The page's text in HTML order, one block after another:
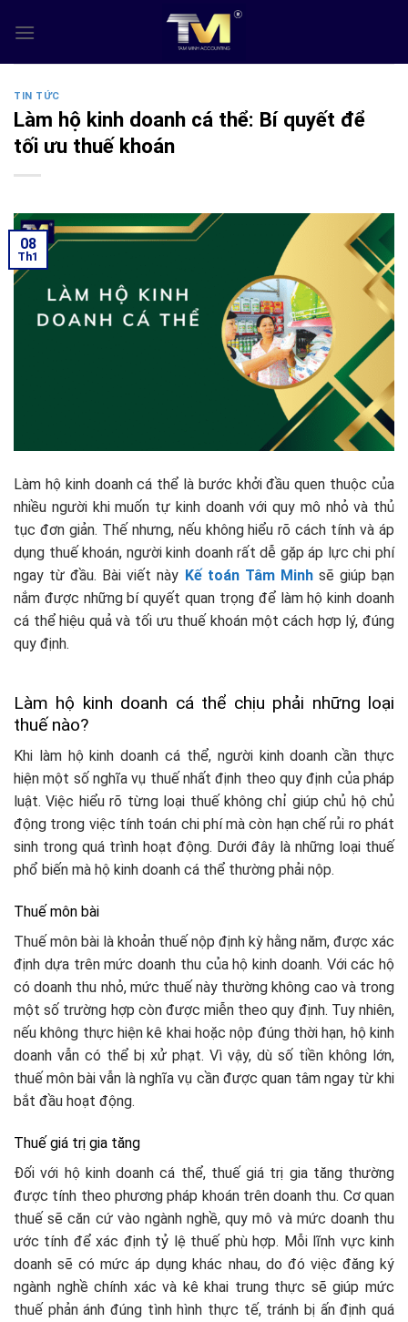
TIN TỨC
Làm hộ kinh doanh cá thể: Bí quyết để
tối ưu thuế khoán
08
Th1
Làm hộ kinh doanh cá thể là bước khởi đầu quen thuộc của
nhiều người khi muốn tự kinh doanh với quy mô nhỏ và thủ
tục đơn giản. Thế nhưng, nếu không hiểu rõ cách tính và áp
dụng thuế khoán, người kinh doanh rất dễ gặp áp lực chi phí
ngay từ đầu. Bài viết này Kế toán Tâm Minhsẽ giúp bạn
nắm được những bí quyết quan trọng để làm hộ kinh doanh
cá thể hiệu quả và tối ưu thuế khoán một cách hợp lý, đúng
quy định.
Làm hộ kinh doanh cá thể chịu phải những loại
thuế nào?
Khi làm hộ kinh doanh cá thể, người kinh doanh cần thực
hiện một số nghĩa vụ thuế nhất định theo quy định của pháp
luật. Việc hiểu rõ từng loại thuế không chỉ giúp chủ hộ chủ
động trong việc tính toán chi phí mà còn hạn chế rủi ro phát
sinh trong quá trình hoạt động. Dưới đây là những loại thuế
phổ biến mà hộ kinh doanh cá thể thường phải nộp.
Thuế môn bài
Thuế môn bài là khoản thuế nộp định kỳ hằng năm, được xác
định dựa trên mức doanh thu của hộ kinh doanh. Với các hộ
có doanh thu nhỏ, mức thuế này thường không cao và trong
một số trường hợp còn được miễn theo quy định. Tuy nhiên,
nếu không thực hiện kê khai hoặc nộp đúng thời hạn, hộ kinh
doanh vẫn có thể bị xử phạt. Vì vậy, dù số tiền không lớn,
thuế môn bài vẫn là nghĩa vụ cần được quan tâm ngay từ khi
bắt đầu hoạt động.
Thuế giá trị gia tăng
Đối với hộ kinh doanh cá thể, thuế giá trị gia tăng thường
được tính theo phương pháp khoán trên doanh thu. Cơ quan
thuế sẽ căn cứ vào ngành nghề, quy mô và mức doanh thu
ước tính để xác định tỷ lệ thuế phù hợp. Mỗi lĩnh vực kinh
doanh sẽ có mức áp dụng khác nhau, do đó việc đăng ký
ngành nghề chính xác và kê khai trung thực sẽ giúp mức
thuế phản ánh đúng tình hình thực tế, tránh bị ấn định quá